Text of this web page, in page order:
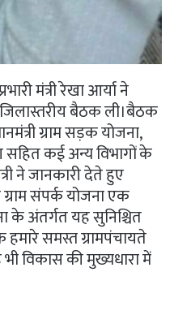
मंत्री रेखा आर्या ने
जिलास्तरीय बैठक ली।बैठक
ग्राम सड़क योजना,
सहित कई अन्य विभागों के
ने जानकारी देते हुए
ग्राम संपर्क योजना एक
के अंतर्गत यह सुनिश्चित
हमारे समस्त ग्रामपंचायते
विकास की मुख्यधारा में